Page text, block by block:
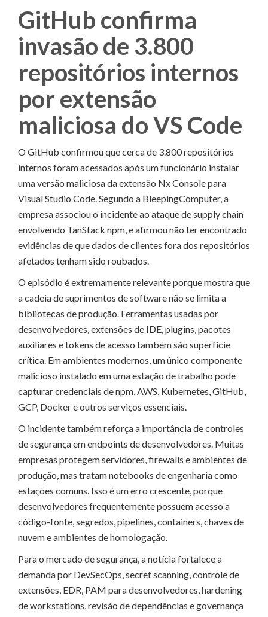
GitHub confirma
invasão de 3.800
repositórios internos
por extensão
maliciosa do VS Code
O GitHub confirmou que cerca de 3.800 repositórios
internos foram acessados após um funcionário instalar
uma versão maliciosa da extensão Nx Console para
Visual Studio Code. Segundo a BleepingComputer, a
empresa associou o incidente ao ataque de supply chain
envolvendo TanStack npm, e afirmou não ter encontrado
evidências de que dados de clientes fora dos repositórios
afetados tenham sido roubados.
O episódio é extremamente relevante porque mostra que
a cadeia de suprimentos de software não se limita a
bibliotecas de produção. Ferramentas usadas por
desenvolvedores, extensões de IDE, plugins, pacotes
auxiliares e tokens de acesso também são superfície
crítica. Em ambientes modernos, um único componente
malicioso instalado em uma estação de trabalho pode
capturar credenciais de npm, AWS, Kubernetes, GitHub,
GCP, Docker e outros serviços essenciais.
O incidente também reforça a importância de controles
de segurança em endpoints de desenvolvedores. Muitas
empresas protegem servidores, firewalls e ambientes de
produção, mas tratam notebooks de engenharia como
estações comuns. Isso é um erro crescente, porque
desenvolvedores frequentemente possuem acesso a
código-fonte, segredos, pipelines, containers, chaves de
nuvem e ambientes de homologação.
Para o mercado de segurança, a notícia fortalece a
demanda por DevSecOps, secret scanning, controle de
extensões, EDR, PAM para desenvolvedores, hardening
de workstations, revisão de dependências e governança